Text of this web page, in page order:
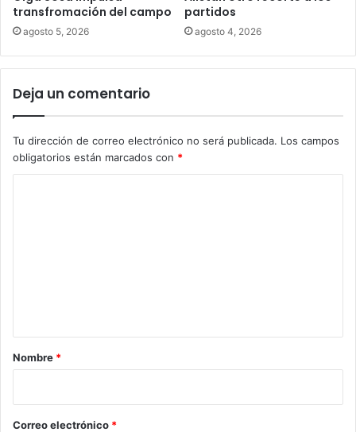
transfromación del campo
agosto 5, 2026
partidos
agosto 4, 2026
Deja un comentario
Tu dirección de correo electrónico no será publicada. Los campos
obligatorios están marcados con *
r
*
Nombre *
Correo electrónico *